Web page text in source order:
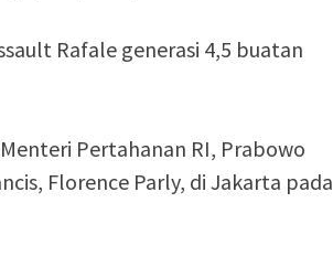
Rafale generasi 4,5 buatan
Pertahanan RI, Prabowo
Florence Parly, di Jakarta pada